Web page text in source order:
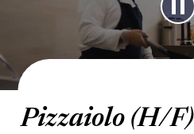
Pizzaiolo (H/F)